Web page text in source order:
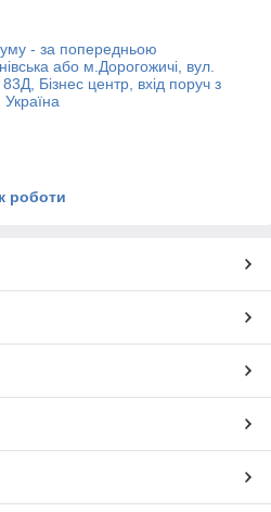
- за попередньою
або м.Дорогожичі, вул.
Бізнес центр, вхід поруч з
роботи